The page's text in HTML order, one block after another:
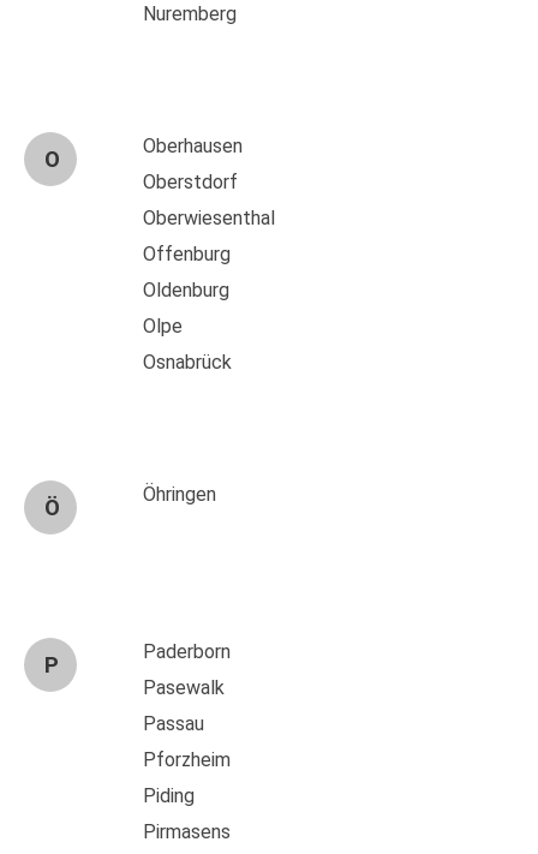
Nuremberg
O
Oberhausen
Oberstdorf
Oberwiesenthal
Offenburg
Oldenburg
Olpe
Osnabrück
Ö
Öhringen
P
Paderborn
Pasewalk
Passau
Pforzheim
Piding
Pirmasens